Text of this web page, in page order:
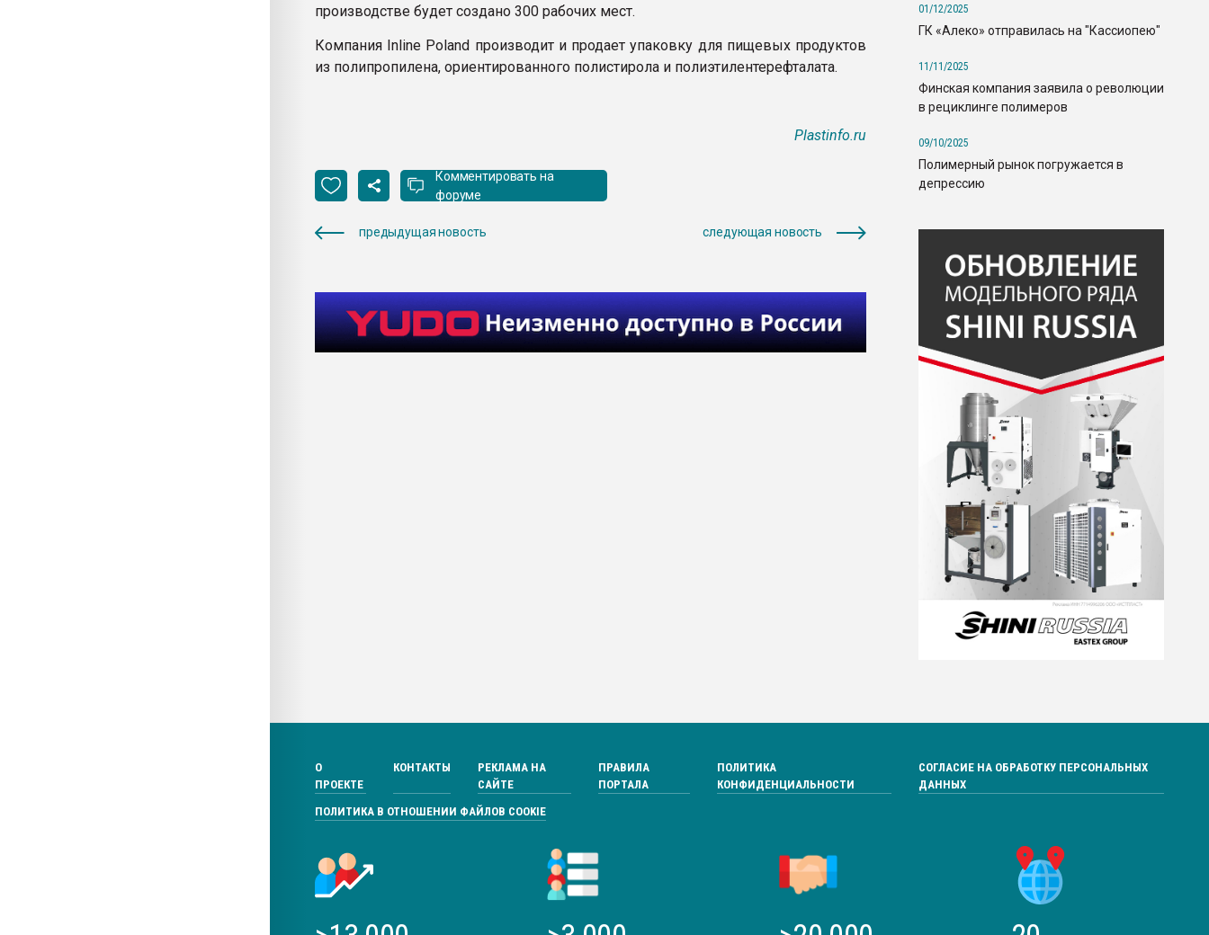
производстве будет создано 300 рабочих мест.
Компания Inline Poland производит и продает упаковку для пищевых продуктов
из полипропилена, ориентированного полистирола и полиэтилентерефталата.
Plastinfo.ru
Комментировать на
форуме
предыдущая новость следующая новость
01/12/2025
ГК «Алеко» отправилась на "Кассиопею"
11/11/2025
Финская компания заявила о революции
в рециклинге полимеров
09/10/2025
Полимерный рынок погружается в
депрессию
О
ПРОЕКТЕ
КОНТАКТЫ
РЕКЛАМА НА
САЙТЕ
ПРАВИЛА
ПОРТАЛА
ПОЛИТИКА
КОНФИДЕНЦИАЛЬНОСТИ
СОГЛАСИЕ НА ОБРАБОТКУ ПЕРСОНАЛЬНЫХ
ДАННЫХ
ПОЛИТИКА В ОТНОШЕНИИ ФАЙЛОВ COOKIE